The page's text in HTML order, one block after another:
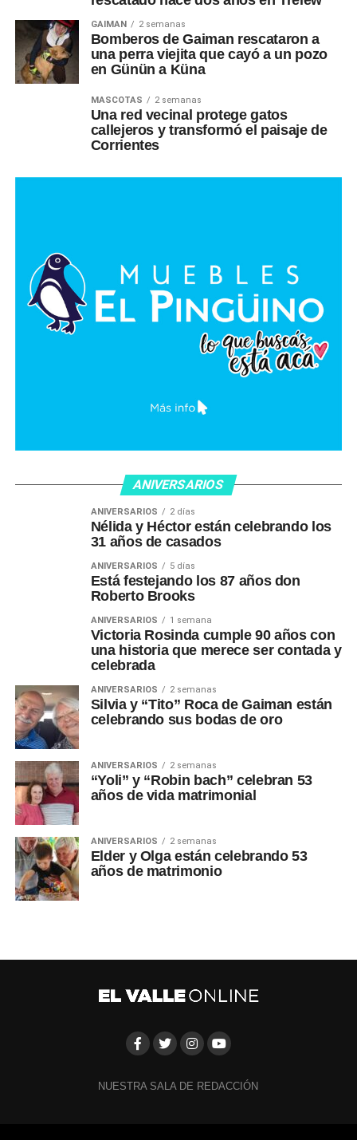
GAIMAN 2 semanas
Bomberos de Gaiman rescataron a
una perra viejita que cayó a un pozo
en Günün a Küna
MASCOTAS 2 semanas
Una red vecinal protege gatos
callejeros y transformó el paisaje de
Corrientes
ANIVERSARIOS
ANIVERSARIOS 2 días
Nélida y Héctor están celebrando los
31 años de casados
ANIVERSARIOS 5 días
Está festejando los 87 años don
Roberto Brooks
ANIVERSARIOS 1 semana
Victoria Rosinda cumple 90 años con
una historia que merece ser contada y
celebrada
ANIVERSARIOS 2 semanas
Silvia y “Tito” Roca de Gaiman están
celebrando sus bodas de oro
ANIVERSARIOS 2 semanas
“Yoli” y “Robin bach” celebran 53
años de vida matrimonial
ANIVERSARIOS 2 semanas
Elder y Olga están celebrando 53
años de matrimonio
NUESTRA SALA DE REDACCIÓN